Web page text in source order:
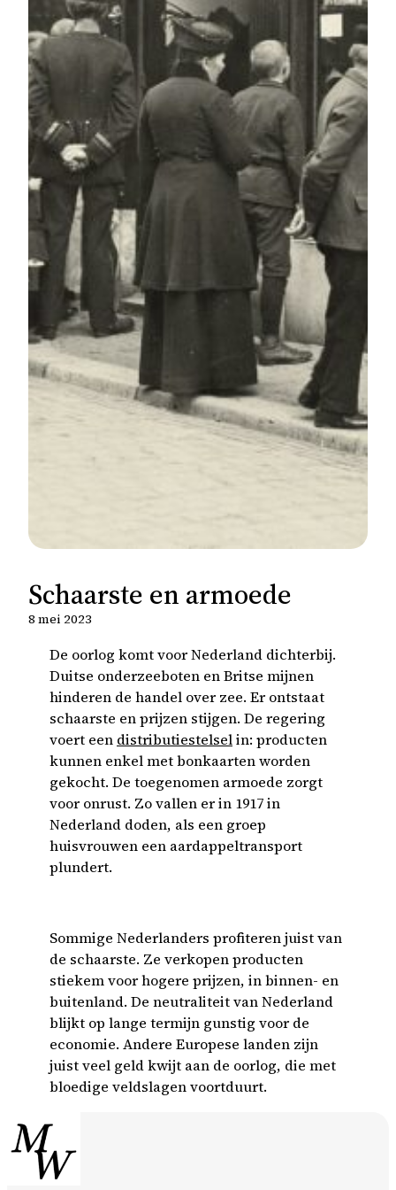
Schaarste en armoede
8 mei 2023
De oorlog komt voor Nederland dichterbij.
Duitse onderzeeboten en Britse mijnen
hinderen de handel over zee. Er ontstaat
schaarste en prijzen stijgen. De regering
voert een distributiestelselin: producten
kunnen enkel met bonkaarten worden
gekocht. De toegenomen armoede zorgt
voor onrust. Zo vallen er in 1917 in
Nederland doden, als een groep
huisvrouwen een aardappeltransport
plundert.
Sommige Nederlanders profiteren juist van
de schaarste. Ze verkopen producten
stiekem voor hogere prijzen, in binnen- en
buitenland. De neutraliteit van Nederland
blijkt op lange termijn gunstig voor de
economie. Andere Europese landen zijn
juist veel geld kwijt aan de oorlog, die met
bloedige veldslagen voortduurt.